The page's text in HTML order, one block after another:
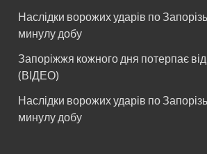
Наслідки ворожих ударів по
минулу добу
Запоріжжя кожного дня потерпає
(ВІДЕО)
Наслідки ворожих ударів по
минулу добу